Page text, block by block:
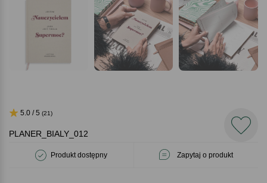
PLANER_BIALY_012
Produkt dostępny Zapytaj o produkt
5.0 / 5 (21)